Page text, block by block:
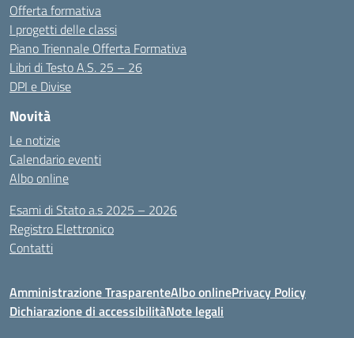
Offerta formativa
I progetti delle classi
Piano Triennale Offerta Formativa
Libri di Testo A.S. 25 – 26
DPI e Divise
Novità
Le notizie
Calendario eventi
Albo online
Esami di Stato a.s 2025 – 2026
Registro Elettronico
Contatti
Amministrazione TrasparenteAlbo onlinePrivacy Policy
Dichiarazione di accessibilitàNote legali